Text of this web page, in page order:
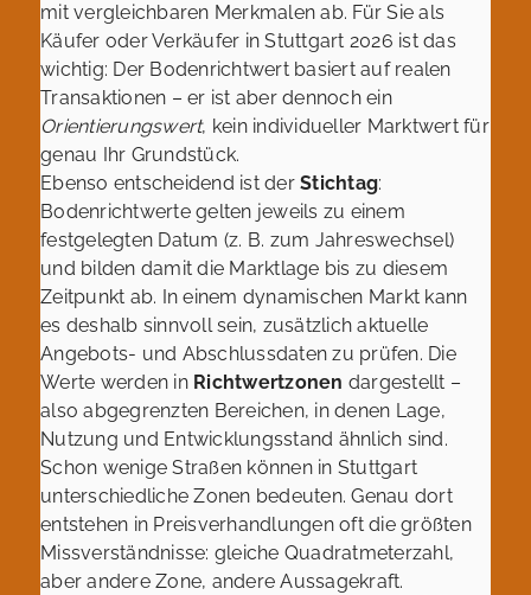
mit vergleichbaren Merkmalen ab. Für Sie als
Käufer oder Verkäufer in Stuttgart 2026 ist das
wichtig: Der Bodenrichtwert basiert auf realen
Transaktionen – er ist aber dennoch ein
Orientierungswert, kein individueller Marktwert für
genau Ihr Grundstück.
Ebenso entscheidend ist derStichtag:
Bodenrichtwerte gelten jeweils zu einem
festgelegten Datum (z. B. zum Jahreswechsel)
und bilden damit die Marktlage bis zu diesem
Zeitpunkt ab. In einem dynamischen Markt kann
es deshalb sinnvoll sein, zusätzlich aktuelle
Angebots- und Abschlussdaten zu prüfen. Die
Werte werden in Richtwertzonen dargestellt –
also abgegrenzten Bereichen, in denen Lage,
Nutzung und Entwicklungsstand ähnlich sind.
Schon wenige Straßen können in Stuttgart
unterschiedliche Zonen bedeuten. Genau dort
entstehen in Preisverhandlungen oft die größten
Missverständnisse: gleiche Quadratmeterzahl,
aber andere Zone, andere Aussagekraft.